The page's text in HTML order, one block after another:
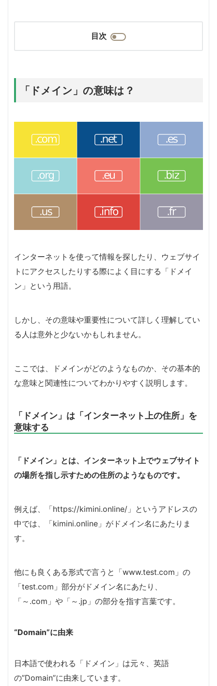
目次
「ドメイン」の意味は？
インターネットを使って情報を探したり、ウェブサイ
トにアクセスしたりする際によく目にする「ドメイ
ン」という用語。
しかし、その意味や重要性について詳しく理解してい
る人は意外と少ないかもしれません。
ここでは、ドメインがどのようなものか、その基本的
な意味と関連性についてわかりやすく説明します。
「ドメイン」は「インターネット上の住所」を
意味する
「ドメイン」とは、インターネット上でウェブサイト
の場所を指し示すための住所のようなものです。
例えば、「https://kimini.online/」というアドレスの
中では、「kimini.online」がドメイン名にあたりま
す。
他にも良くある形式で言うと「www.test.com」の
「test.com」部分がドメイン名にあたり、
「～.com」や「～.jp」の部分を指す言葉です。
“Domain”に由来
日本語で使われる「ドメイン」は元々、英語
の”Domain”に由来しています。